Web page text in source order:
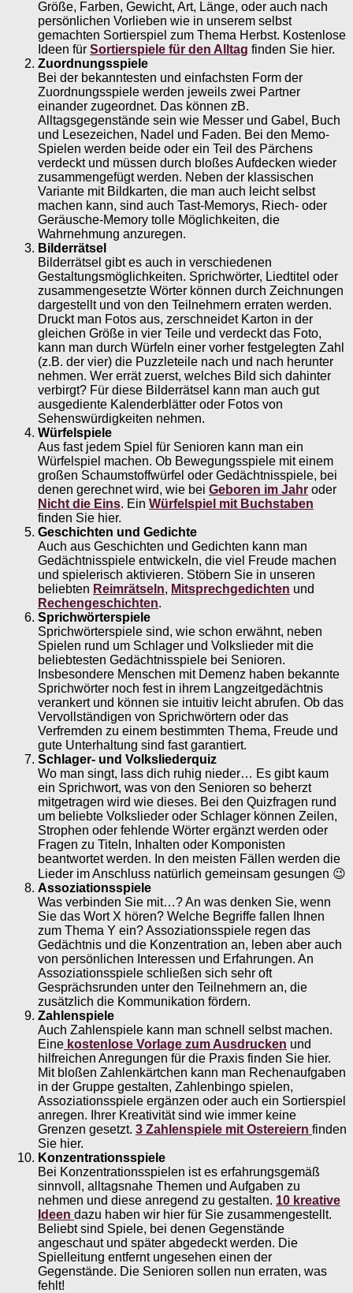
Größe, Farben, Gewicht, Art, Länge, oder auch nach
persönlichen Vorlieben wie in unserem selbst
gemachten Sortierspiel zum Thema Herbst. Kostenlose
Ideen für Sortierspiele für den Alltag finden Sie hier.
Zuordnungsspiele
Bei der bekanntesten und einfachsten Form der
Zuordnungsspiele werden jeweils zwei Partner
einander zugeordnet. Das können zB.
Alltagsgegenstände sein wie Messer und Gabel, Buch
und Lesezeichen, Nadel und Faden. Bei den Memo-
Spielen werden beide oder ein Teil des Pärchens
verdeckt und müssen durch bloßes Aufdecken wieder
zusammengefügt werden. Neben der klassischen
Variante mit Bildkarten, die man auch leicht selbst
machen kann, sind auch Tast-Memorys, Riech- oder
Geräusche-Memory tolle Möglichkeiten, die
Wahrnehmung anzuregen.
Bilderrätsel
Bilderrätsel gibt es auch in verschiedenen
Gestaltungsmöglichkeiten. Sprichwörter, Liedtitel oder
zusammengesetzte Wörter können durch Zeichnungen
dargestellt und von den Teilnehmern erraten werden.
Druckt man Fotos aus, zerschneidet Karton in der
gleichen Größe in vier Teile und verdeckt das Foto,
kann man durch Würfeln einer vorher festgelegten Zahl
(z.B. der vier) die Puzzleteile nach und nach herunter
nehmen. Wer errät zuerst, welches Bild sich dahinter
verbirgt? Für diese Bilderrätsel kann man auch gut
ausgediente Kalenderblätter oder Fotos von
Sehenswürdigkeiten nehmen.
Würfelspiele
Aus fast jedem Spiel für Senioren kann man ein
Würfelspiel machen. Ob Bewegungsspiele mit einem
großen Schaumstoffwürfel oder Gedächtnisspiele, bei
denen gerechnet wird, wie bei Geboren im Jahr oder
Nicht die Eins. Ein Würfelspiel mit Buchstaben
finden Sie hier.
Geschichten und Gedichte
Auch aus Geschichten und Gedichten kann man
Gedächtnisspiele entwickeln, die viel Freude machen
und spielerisch aktivieren. Stöbern Sie in unseren
beliebten Reimrätseln, Mitsprechgedichten und
Rechengeschichten.
Sprichwörterspiele
Sprichwörterspiele sind, wie schon erwähnt, neben
Spielen rund um Schlager und Volkslieder mit die
beliebtesten Gedächtnisspiele bei Senioren.
Insbesondere Menschen mit Demenz haben bekannte
Sprichwörter noch fest in ihrem Langzeitgedächtnis
verankert und können sie intuitiv leicht abrufen. Ob das
Vervollständigen von Sprichwörtern oder das
Verfremden zu einem bestimmten Thema, Freude und
gute Unterhaltung sind fast garantiert.
Schlager- und Volksliederquiz
Wo man singt, lass dich ruhig nieder… Es gibt kaum
ein Sprichwort, was von den Senioren so beherzt
mitgetragen wird wie dieses. Bei den Quizfragen rund
um beliebte Volkslieder oder Schlager können Zeilen,
Strophen oder fehlende Wörter ergänzt werden oder
Fragen zu Titeln, Inhalten oder Komponisten
beantwortet werden. In den meisten Fällen werden die
Lieder im Anschluss natürlich gemeinsam gesungen 😉
Assoziationsspiele
Was verbinden Sie mit…? An was denken Sie, wenn
Sie das Wort X hören? Welche Begriffe fallen Ihnen
zum Thema Y ein? Assoziationsspiele regen das
Gedächtnis und die Konzentration an, leben aber auch
von persönlichen Interessen und Erfahrungen. An
Assoziationsspiele schließen sich sehr oft
Gesprächsrunden unter den Teilnehmern an, die
zusätzlich die Kommunikation fördern.
Zahlenspiele
Auch Zahlenspiele kann man schnell selbst machen.
Eine kostenlose Vorlage zum Ausdrucken und
hilfreichen Anregungen für die Praxis finden Sie hier.
Mit bloßen Zahlenkärtchen kann man Rechenaufgaben
in der Gruppe gestalten, Zahlenbingo spielen,
Assoziationsspiele ergänzen oder auch ein Sortierspiel
anregen. Ihrer Kreativität sind wie immer keine
Grenzen gesetzt. 3 Zahlenspiele mit Ostereiern finden
Sie hier.
Konzentrationsspiele
Bei Konzentrationsspielen ist es erfahrungsgemäß
sinnvoll, alltagsnahe Themen und Aufgaben zu
nehmen und diese anregend zu gestalten. 10 kreative
Ideen dazu haben wir hier für Sie zusammengestellt.
Beliebt sind Spiele, bei denen Gegenstände
angeschaut und später abgedeckt werden. Die
Spielleitung entfernt ungesehen einen der
Gegenstände. Die Senioren sollen nun erraten, was
fehlt!